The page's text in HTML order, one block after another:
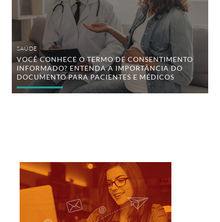
a
importância
documento
para
pacientes
e
médicos
SAÚDE
VOCÊ CONHECE O TERMO DE CONSENTIMENTO
INFORMADO? ENTENDA A IMPORTÂNCIA DO
DOCUMENTO PARA PACIENTES E MÉDICOS